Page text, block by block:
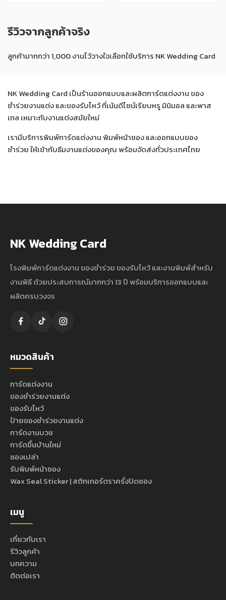
รีวิวจากลูกค้าจริง
ลูกค้ามากกว่า 1,000 งานไว้วางใจเลือกใช้บริการ NK Wedding Card
NK Wedding Card เป็นร้านออกแบบและผลิตการ์ดแต่งงาน ของ
ชำร่วยงานแต่ง และของรับไหว้ ที่เน้นดีไซน์เรียบหรู มินิมอล และพาส
เทล เหมาะกับงานแต่งสมัยใหม่
เรามีบริการพิมพ์การ์ดแต่งงาน พิมพ์หน้าซอง และออกแบบของ
ชำร่วย ให้เข้ากับธีมงานแต่งของคุณ พร้อมจัดส่งทั่วประเทศไทย
NK Wedding Card
โรงพิมพ์การ์ดแต่งงาน ของชำร่วย ของรับไหว้ และงานพิมพ์สำหรับ
งานพิธี ด้วยประสบการณ์มากกว่า 13 ปี พร้อมบริการออกแบบและ
ผลิตครบวงจร
หมวดสินค้า
การ์ดแต่งงาน
ของชำร่วยงานแต่ง
ของรับไหว้
ป้ายของชำร่วยงานแต่ง
การ์ดงานบวช
การ์ดขึ้นบ้านใหม่
ซองเปล่า
รับพิมพ์หน้าซอง
Wax Seal Sticker | สติกเกอร์ตราครั่งปิดซอง
เมนู
เกี่ยวกับเรา
รีวิวลูกค้า
บทความ
ติดต่อเรา